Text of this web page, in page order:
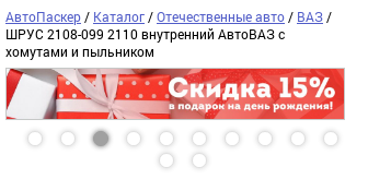
АвтоПаскер / Каталог /Отечественные авто / ВАЗ /
ШРУС 2108-099 2110 внутренний АвтоВАЗ с
хомутами и пыльником